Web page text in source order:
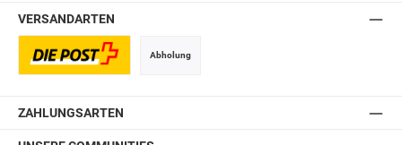
VERSANDARTEN
Abholung
ZAHLUNGSARTEN